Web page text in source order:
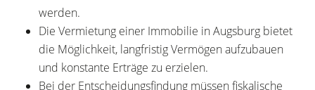
werden.
Die Vermietung einer Immobilie in Augsburg bietet
die Möglichkeit, langfristig Vermögen aufzubauen
und konstante Erträge zu erzielen.
Bei der Entscheidungsfindung müssen fiskalische